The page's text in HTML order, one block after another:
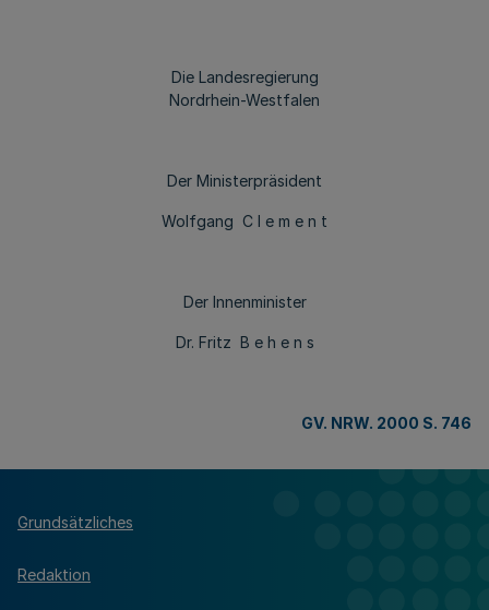
Die Landesregierung
Nordrhein-Westfalen
Der Ministerpräsident
Wolfgang C l e m e n t
Der Innenminister
Dr. Fritz B e h e n s
GV. NRW. 2000 S. 746
Grundsätzliches
Redaktion